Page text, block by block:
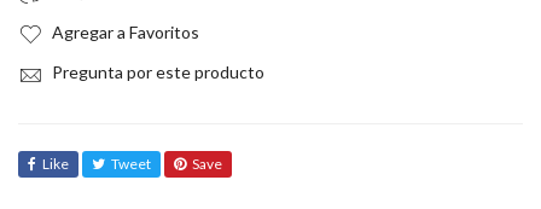
Agregar a Favoritos
Pregunta por este producto
Like Tweet Save